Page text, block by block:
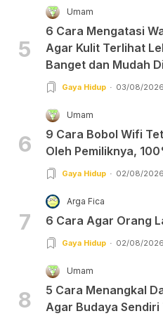
5
Umam
6 Cara Mengatasi
Agar Kulit Terlihat
Banget dan Mudah
Gaya Hidup 03/08/2026
6
Umam
9 Cara Bobol Wifi
Oleh Pemiliknya,
Gaya Hidup 02/08/
7
Arga Fica
6 Cara Agar Orang
Gaya Hidup 02/08/2026
8
Umam
5 Cara Menangkal
Agar Budaya Sendiri